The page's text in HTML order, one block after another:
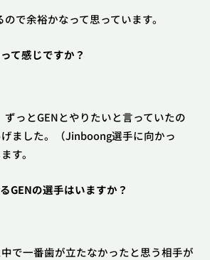
で余裕かなって思っています。
て感じですか？
っとGENとやりたいと言っていたの
ました。（Jinboong選手に向かっ
す。
の選手はいますか？
で一番歯が立たなかったと思う相手が